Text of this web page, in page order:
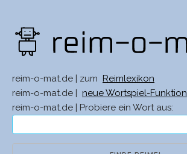
reim-o-mat.de | zum
Reimlexikon
reim-o-mat.de |
neue Wortspiel-Funktion
reim-o-mat.de | Probiere ein Wort aus: